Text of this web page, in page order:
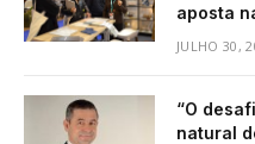
aposta
JULHO 30,
“O
natural